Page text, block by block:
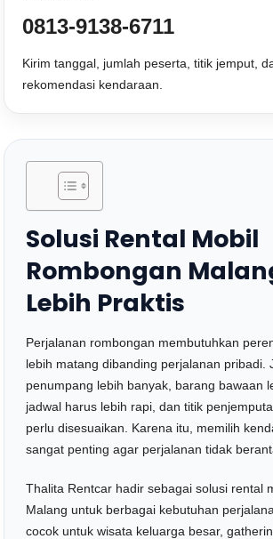
0813-9138-6711
Kirim tanggal, jumlah peserta, titik jemput,
rekomendasi kendaraan.
Solusi Rental Mobil
Rombongan
Lebih Praktis
Perjalanan rombongan membutuhkan
lebih matang dibanding perjalanan pribadi.
penumpang lebih banyak, barang bawaan
jadwal harus lebih rapi, dan titik
perlu disesuaikan. Karena itu, memilih
sangat penting agar perjalanan tidak
Thalita Rentcar hadir sebagai solusi rental
Malang untuk berbagai kebutuhan
cocok untuk wisata keluarga besar,